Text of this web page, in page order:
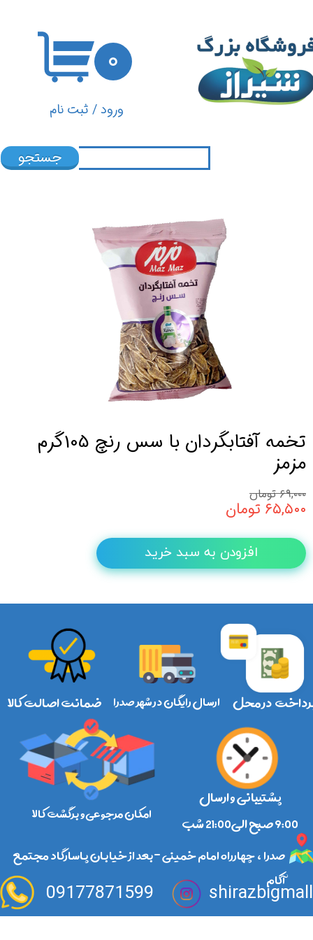
ورود/ ثبت نام
تغییر گذر واژه
سفارشات
۰
جستجو
تخمه آفتابگردان با سس رنچ 105گرم
مزمز
۶۹,۰۰۰ تومان
۶۵,۵۰۰ تومان
افزودن به سبد خرید
ارسال رایگان در شهر صدرا در محل
امکان مرجوعی و برگشت کالا
ضمانت اصالت کالا
صدرا ، چهارراه امام خمینی -بعد از خیابان پاسارگاد مجتمع
آکام
09177871599
پشتیبانی و ارسال
​​​​​​​9:00 صبح الی21:00 شب